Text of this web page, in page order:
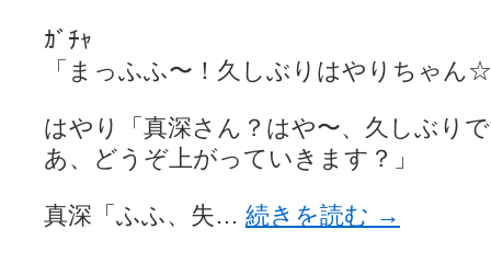
咲-Saki-ほんだし / 咲-Saki- 第128局 「涼風」 感想
咲-Saki-麻雀録 / 台風に強そうな咲キャラ
君の友達。 / マイ・フェア・レディ (12:49)
妄言郷 / 咲-Saki- 第129局「契機」感想
咲-Saki-のてきとう考察 - 咲-Saki- / 記事紹介：書け麻に参加でさっ
嶺上かいほー - 咲-saki- / (7/1日分)dreamscapeが更新していました
アニメを見ながらダラダラと就活をする - 咲-saki- / はるたんイェイ
らぎこのだらだら日記帳 - 咲 -saki- / 咲アンテナ杯お疲れ様でした(半
ｶﾞﾁｬ
「まっふふ〜！久しぶりはやりちゃん
はやり「真深さん？はや〜、久しぶり
あ、どうぞ上がっていきます？」
真深「ふふ、失… 続きを読む →